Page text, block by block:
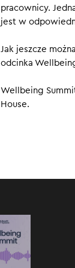
pracownicy.
jest w
Jak jeszcze
odcinka
Wellbeing
House.